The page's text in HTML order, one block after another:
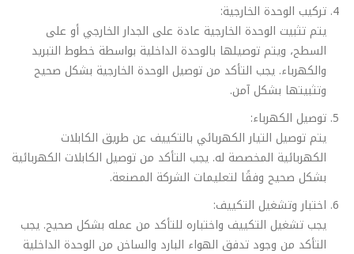
تركيب الوحدة الخارجية:
يتم تثبيت الوحدة الخارجية عادة على الجدار الخارجي أو على
السطح، ويتم توصيلها بالوحدة الداخلية بواسطة خطوط التبريد
والكهرباء. يجب التأكد من توصيل الوحدة الخارجية بشكل صحيح
وتثبيتها بشكل آمن.
توصيل الكهرباء:
يتم توصيل التيار الكهربائي بالتكييف عن طريق الكابلات
الكهربائية المخصصة له. يجب التأكد من توصيل الكابلات الكهربائية
بشكل صحيح وفقًا لتعليمات الشركة المصنعة.
اختبار وتشغيل التكييف:
يجب تشغيل التكييف واختباره للتأكد من عمله بشكل صحيح. يجب
التأكد من وجود تدفق الهواء البارد والساخن من الوحدة الداخلية